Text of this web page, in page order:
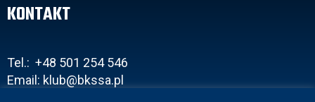
KONTAKT
Tel.: +48 501 254 546
Email: klub@bkssa.pl